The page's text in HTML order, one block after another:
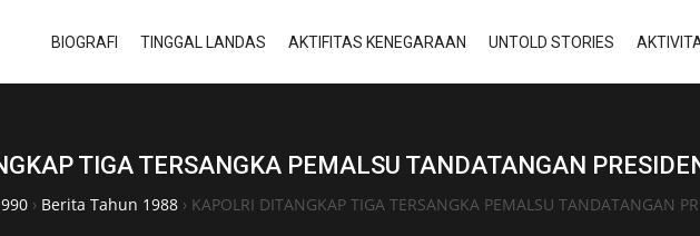
BIOGRAFI TINGGAL LANDAS AKTIFITAS KENEGARAAN UNTOLD STORIES
TIGA TERSANGKA PEMALSU TANDATANGAN
› Berita Tahun 1988 › KAPOLRI DITANGKAP TIGA TERSANGKA PEMALSU TANDATANGAN